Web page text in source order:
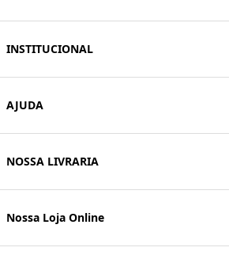
INSTITUCIONAL
AJUDA
NOSSA LIVRARIA
Nossa Loja Online